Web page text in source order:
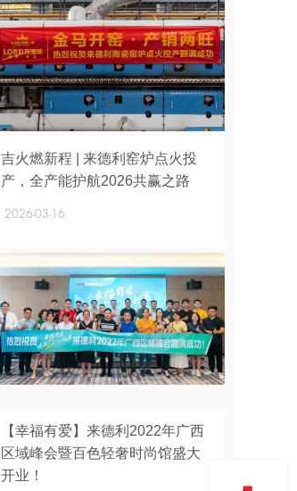
吉火燃新程 | 来德利窑炉点火投
产，全产能护航2026共赢之路
2026-03-16
【幸福有爱】来德利2022年广西
区域峰会暨百色轻奢时尚馆盛大
开业！